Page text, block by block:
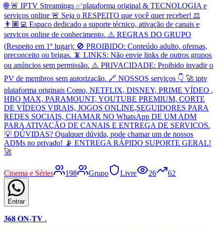
🌐 🚨 IPTV Streamings ✅️plataforma original & TECNOLOGIA e
serviços online 🚨 Seja o RESPEITO que você quer receber! ⚖️
👨🏽‍💻 Espaço dedicado a suporte técnico, ativação de canais e
serviços online de conhecimento. ⚠️ REGRAS DO GRUPO
(Respeito em 1º lugar): 🚫 PROIBIDO: Conteúdo adulto, ofensas,
preconceito ou brigas. 📵 LINKS: Não envie links de outros grupos
ou anúncios sem permissão. ⚠️ PRIVACIDADE: Proibido invadir o
PV de membros sem autorização. 🔗 NOSSOS serviços 👇 🚀 iptv
plataforma originais Como, NETFLIX, DISNEY, PRIME VÍDEO ,
HBO MAX, PARAMOUNT, YOUTUBE PREMIUM, CORTE
DE VÍDEOS VIRAIS, JOGOS ONLINE,SEGUIDORES PARA
REDES SOCIAIS, CHAMAR NO WhatsApp DE UM ADM
PARA ATIVAÇÃO DE CANAIS E ENTREGA DE SERVIÇOS.
💡 DÚVIDAS? Qualquer dúvida, pode chamar um de nossos
ADMs no privado! 📡 ENTREGA RÁPIDO SUPORTE GERAL!
🚀
Cinema e Séries 198 Grupo Livre 26 62
Entrar
𝟑𝟔𝟖 𝐎𝐍-𝐓𝐕 .